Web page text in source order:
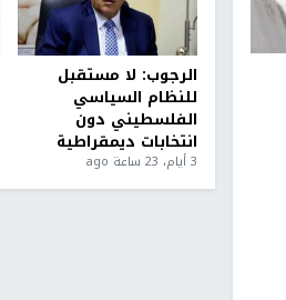
الرجوب: لا مستقبل
للنظام السياسي
الفلسطيني دون
انتخابات ديمقراطية
3 أيام، 23 ساعة ago